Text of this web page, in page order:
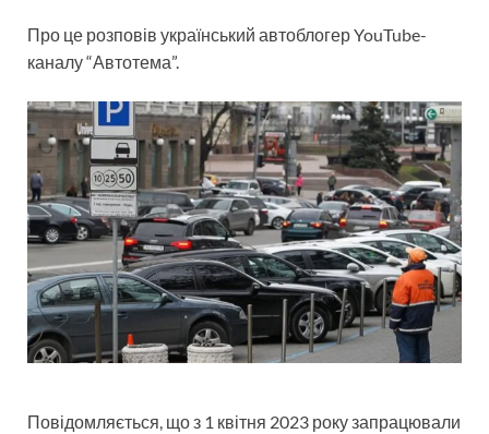
Про це розповів український автоблогер YouTube-
каналу “Автотема”.
Повідомляється, що з 1 квітня 2023 року запрацювали